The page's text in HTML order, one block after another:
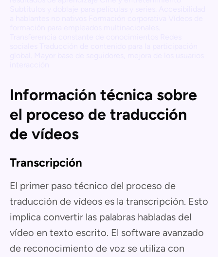
Información técnica sobre
el proceso de traducción
de vídeos
Transcripción
El primer paso técnico del proceso de
traducción de vídeos es la transcripción. Esto
implica convertir las palabras habladas del
vídeo en texto escrito. El software avanzado
de reconocimiento de voz se utiliza con